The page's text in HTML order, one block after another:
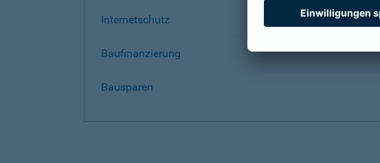
Internetschutz
Baufinanzierung
Bausparen